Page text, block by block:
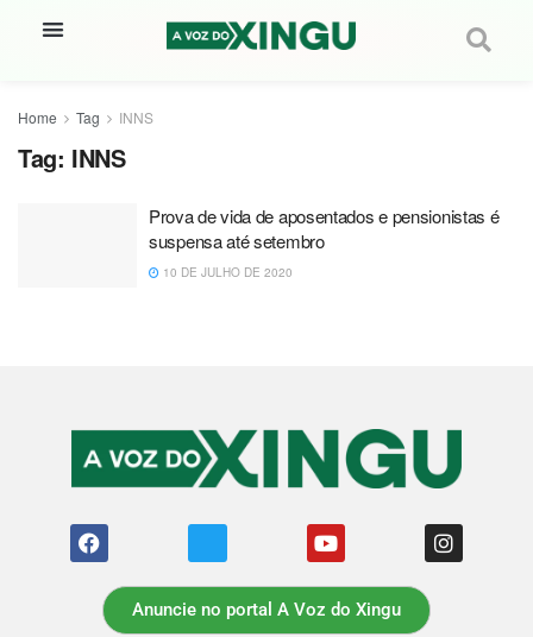
Home Tag INNS
Tag: INNS
Prova de vida de aposentados e pensionistas é
suspensa até setembro
10 DE JULHO DE 2020
Anuncie no portal A Voz do Xingu